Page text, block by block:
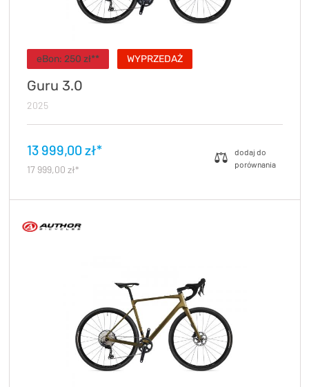
eBon: 250 zł** WYPRZEDAŻ
Guru 3.0
2025
13 999,00 zł*
17 999,00 zł*